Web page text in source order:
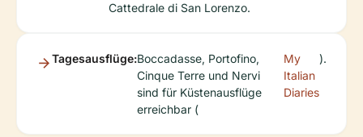
Cattedrale di San Lorenzo.
Tagesausflüge:Boccadasse, Portofino,
Cinque Terre und Nervi
sind für Küstenausflüge
erreichbar (
My
Italian
Diaries
).